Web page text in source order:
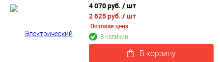
4 070 руб. / шт
2 625 руб. / шт
Оптовая цена
В наличии
В корзину